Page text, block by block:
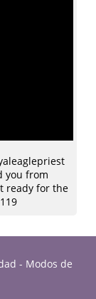
you from
ready for the
- Modos de